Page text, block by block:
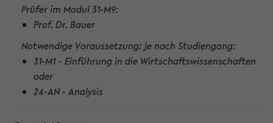
Prüfer im Modul 31-M9:
Prof. Dr. Bauer
Notwendige Voraussetzung; je nach Studiengang:
31-M1 - Einführung in die Wirtschaftswissenschaften
oder
24-AN - Analysis